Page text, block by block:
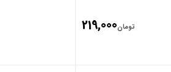
تومان219,000